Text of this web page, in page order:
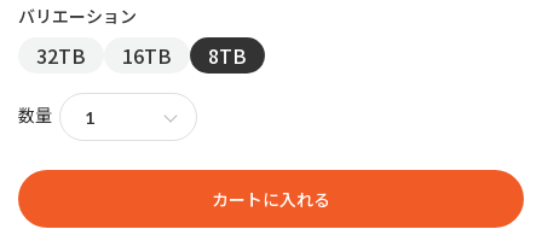
32TB 16TB 8TB
数量